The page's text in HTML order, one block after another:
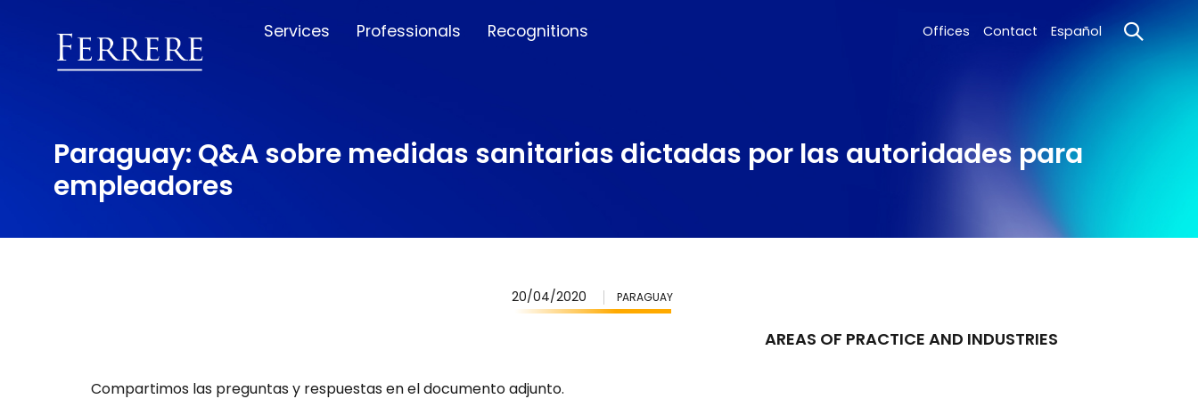
Services Professionals Recognitions Offices Contact Español
Paraguay: Q&A sobre medidas sanitarias dictadas por las autoridades para
empleadores
20/04/2020 PARAGUAY
Compartimos las preguntas y respuestas en el documento adjunto.
AREAS OF PRACTICE AND INDUSTRIES